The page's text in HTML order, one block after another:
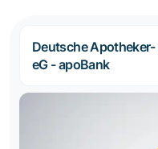
Deutsche
eG - apoBank